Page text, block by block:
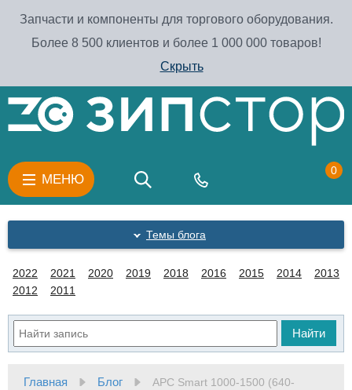
Запчасти и компоненты для торгового оборудования.
Более 8 500 клиентов и более 1 000 000 товаров!
Скрыть
МЕНЮ
0
Темы блога
2022 2021 2020 2019 2018 2016 2015 2014
2013
2012
2011
Найти
Главная Блог
APC Smart 1000-1500 (640-